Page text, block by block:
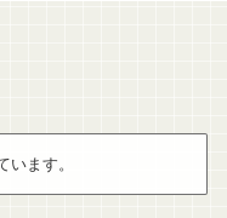
ます。